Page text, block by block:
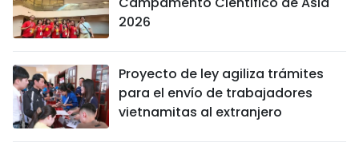
2026
Proyecto de ley agiliza trámites
para el envío de trabajadores
vietnamitas al extranjero